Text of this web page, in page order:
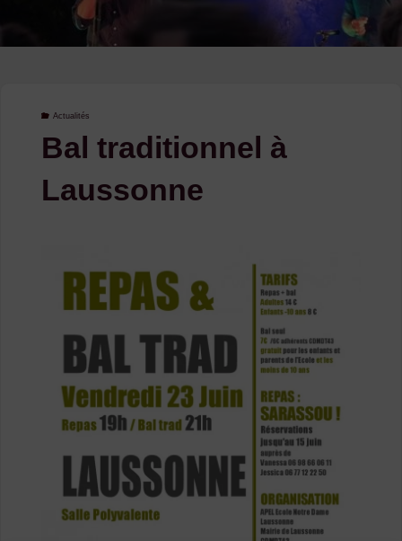
Actualités
Bal traditionnel à
Laussonne